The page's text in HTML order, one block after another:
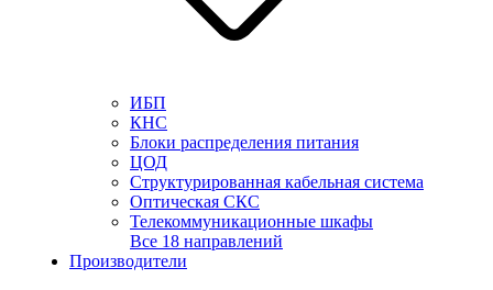
ИБП
КНС
Блоки распределения питания
ЦОД
Структурированная кабельная система
Оптическая СКС
Телекоммуникационные шкафы
Все 18 направлений
Производители